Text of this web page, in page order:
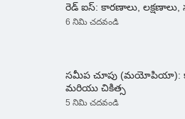
రెడ్ ఐస్: కారణాలు,
6 నిమి చదవండి
సమీప చూపు (మయోపియా):
మరియు చికిత్స
5 నిమి చదవండి